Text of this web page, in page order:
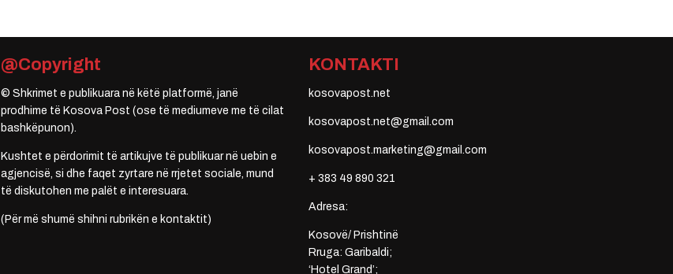
@Copyright
© Shkrimet e publikuara në këtë platformë, janë
prodhime të Kosova Post (ose të mediumeve me të cilat
bashkëpunon).
Kushtet e përdorimit të artikujve të publikuar në uebin e
agjencisë, si dhe faqet zyrtare në rrjetet sociale, mund
të diskutohen me palët e interesuara.
(Për më shumë shihni rubrikën e kontaktit)
KONTAKTI
kosovapost.net
kosovapost.net@gmail.com
kosovapost.marketing@gmail.com
+ 383 49 890 321
Adresa:
Kosovë/ Prishtinë
Rruga: Garibaldi;
‘Hotel Grand’;